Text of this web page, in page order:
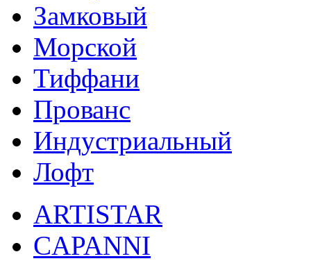
Замковый
Морской
Тиффани
Прованс
Индустриальный
Лофт
ARTISTAR
CAPANNI